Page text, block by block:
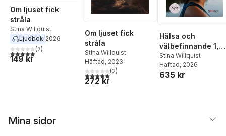
Om ljuset fick
stråla
Stina Willquist
Ljudbok 2026
5,0utav 5 stjärnor. Totalt antal röster:
(2)
149 kr
Om ljuset fick
stråla
Stina Willquist
Häftad, 2023
5,0utav 5 stjärnor. Totalt antal röster:
(2)
272 kr
Hälsa och
välbefinnande 1,
bok, Gy25
Stina Willquist
Häftad, 2026
635 kr
Mina sidor